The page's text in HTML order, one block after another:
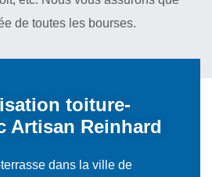
de toutes les bourses.
toiture-
Artisan Reinhard
dans la ville de